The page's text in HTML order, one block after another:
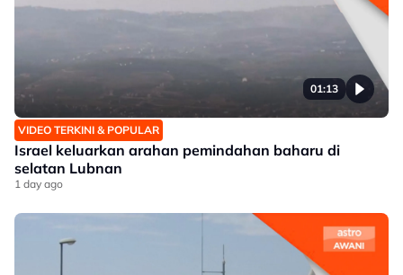
01:13
VIDEO TERKINI & POPULAR
Israel keluarkan arahan pemindahan baharu di
selatan Lubnan
1 day ago